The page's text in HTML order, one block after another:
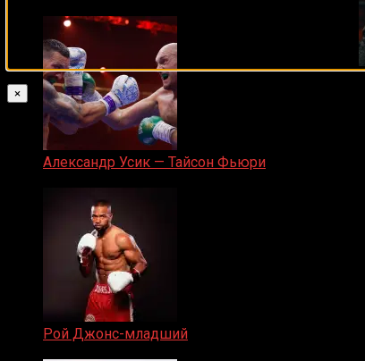
Александр Усик — Тайсон Фьюри
Рой Джонс-младший
×